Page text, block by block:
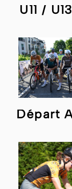
U11 /
Départ